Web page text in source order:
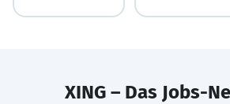
XING – Das Jobs-